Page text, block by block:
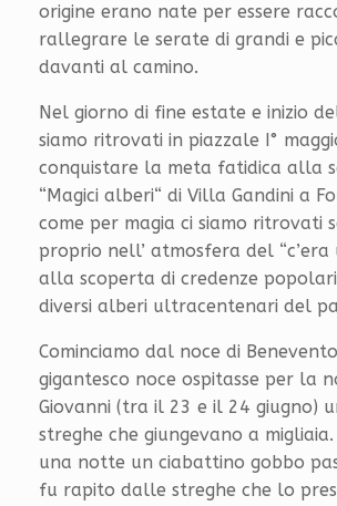
origine erano nate per essere
rallegrare le serate di grandi e
davanti al camino.
Nel giorno di fine estate e inizio
siamo ritrovati in piazzale I°
conquistare la meta fatidica alla
“Magici alberi“ di Villa Gandini a
come per magia ci siamo ritrovati
proprio nell’ atmosfera del “c’era
alla scoperta di credenze
diversi alberi ultracentenari del
Cominciamo dal noce di
gigantesco noce ospitasse per la
Giovanni (tra il 23 e il 24 giugno)
streghe che giungevano a
una notte un ciabattino gobbo
fu rapito dalle streghe che lo